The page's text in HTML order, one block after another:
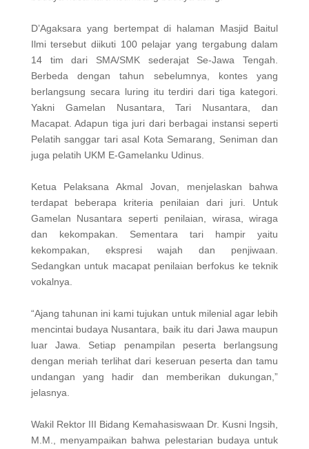
D’Agaksara yang bertempat di halaman Masjid Baitul
Ilmi tersebut diikuti 100 pelajar yang tergabung dalam
14 tim dari SMA/SMK sederajat Se-Jawa Tengah.
Berbeda dengan tahun sebelumnya, kontes yang
berlangsung secara luring itu terdiri dari tiga kategori.
Yakni Gamelan Nusantara, Tari Nusantara, dan
Macapat. Adapun tiga juri dari berbagai instansi seperti
Pelatih sanggar tari asal Kota Semarang, Seniman dan
juga pelatih UKM E-Gamelanku Udinus.
Ketua Pelaksana Akmal Jovan, menjelaskan bahwa
terdapat beberapa kriteria penilaian dari juri. Untuk
Gamelan Nusantara seperti penilaian, wirasa, wiraga
dan kekompakan. Sementara tari hampir yaitu
kekompakan, ekspresi wajah dan penjiwaan.
Sedangkan untuk macapat penilaian berfokus ke teknik
vokalnya.
“Ajang tahunan ini kami tujukan untuk milenial agar lebih
mencintai budaya Nusantara, baik itu dari Jawa maupun
luar Jawa. Setiap penampilan peserta berlangsung
dengan meriah terlihat dari keseruan peserta dan tamu
undangan yang hadir dan memberikan dukungan,”
jelasnya.
Wakil Rektor III Bidang Kemahasiswaan Dr. Kusni Ingsih,
M.M., menyampaikan bahwa pelestarian budaya untuk